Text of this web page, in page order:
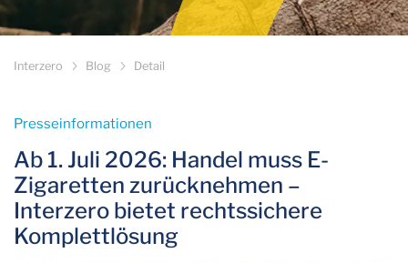
Interzero Blog Detail
Presseinformationen­
Ab 1. Juli 2026: Handel muss E-
Zigaretten zurücknehmen –
Interzero bietet rechtssichere
Komplettlösung